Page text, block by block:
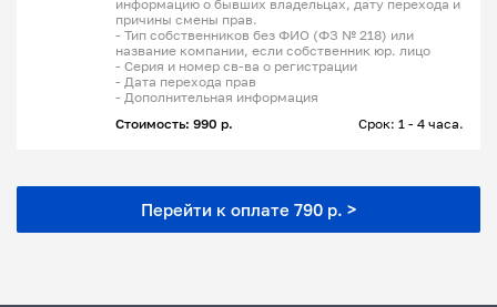
информацию о бывших владельцах, дату перехода и
причины смены прав.
- Тип собственников без ФИО (ФЗ № 218) или
название компании, если собственник юр. лицо
- Серия и номер св-ва о регистрации
- Дата перехода прав
- Дополнительная информация
Стоимость: 990 р.
Срок: 1 - 4 часа.
Перейти к оплате 790 р. >